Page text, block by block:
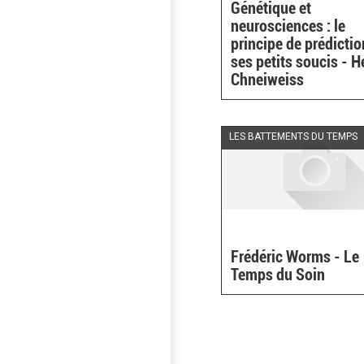
Génétique et
neurosciences : le
principe de
ses petits soucis -
Chneiweiss
LES BATTEMENTS DU TEMPS
Frédéric Worms - Le
Temps du Soin